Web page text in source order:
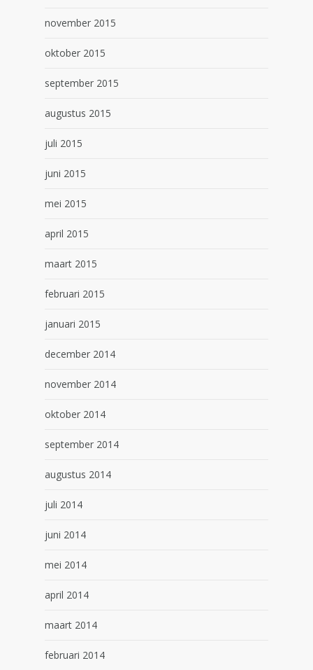
november 2015
oktober 2015
september 2015
augustus 2015
juli 2015
juni 2015
mei 2015
april 2015
maart 2015
februari 2015
januari 2015
december 2014
november 2014
oktober 2014
september 2014
augustus 2014
juli 2014
juni 2014
mei 2014
april 2014
maart 2014
februari 2014